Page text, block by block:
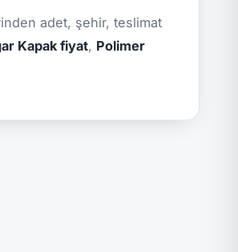
adet, şehir, teslimat
Kapak fiyat, Polimer